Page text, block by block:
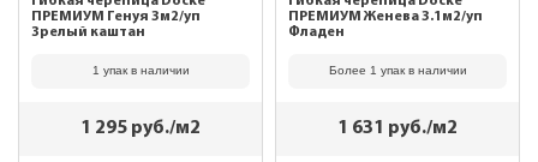
ПРЕМИУМ Генуя 3м2/уп
Зрелый каштан
1 упак в наличии
1 295 руб./м2
ПРЕМИУМ Женева 3.1м2/уп
Фладен
Более 1 упак в наличии
1 631 руб./м2